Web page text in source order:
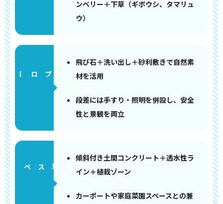
ンベリー＋下草（ギボウシ、タマリュ
ウ）
アプローチ
飛び石＋洗い出し＋砂利敷きで自然素
材を活用
段差には手すり・照明を併設し、安全
性と景観を両立
傾斜付き土間コンクリート＋透水性ラ
イン＋植栽ゾーン
カーポートや家庭菜園スペースとの兼